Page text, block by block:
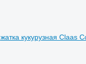
жатка кукурузная Claas